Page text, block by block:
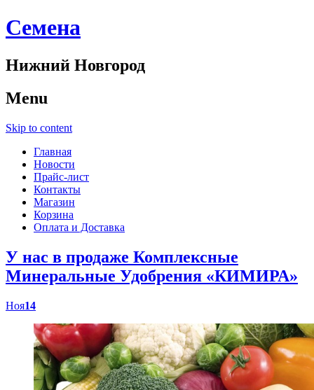
Cемена
Нижний Новгород
Menu
Skip to content
Главная
Новости
Прайс-лист
Контакты
Магазин
Корзина
Оплата и Доставка
У нас в продаже Комплексные
Минеральные Удобрения «КИМИРА»
Ноя14